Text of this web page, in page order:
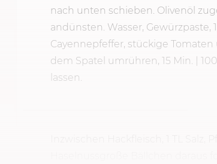
nach unten schieben. Olivenöl
andünsten. Wasser, Gewürzpaste,
Cayennepfeffer, stückige
dem Spatel umrühren, 15 Min. |
lassen.